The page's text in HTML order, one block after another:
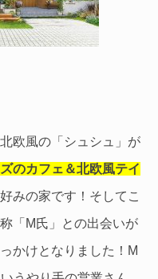
欧風の「シュシュ」が
のカフェ＆北欧風テイ
みの家です！そしてこ
「M氏」との出会いが
かけとなりました！M